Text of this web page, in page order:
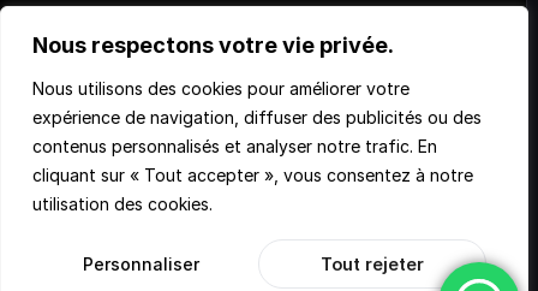
Nous respectons votre vie privée.
Nous utilisons des cookies pour améliorer votre
expérience de navigation, diffuser des publicités ou des
contenus personnalisés et analyser notre trafic. En
cliquant sur « Tout accepter », vous consentez à notre
utilisation des cookies.
Personnaliser Tout rejeter
Nos accompagnements